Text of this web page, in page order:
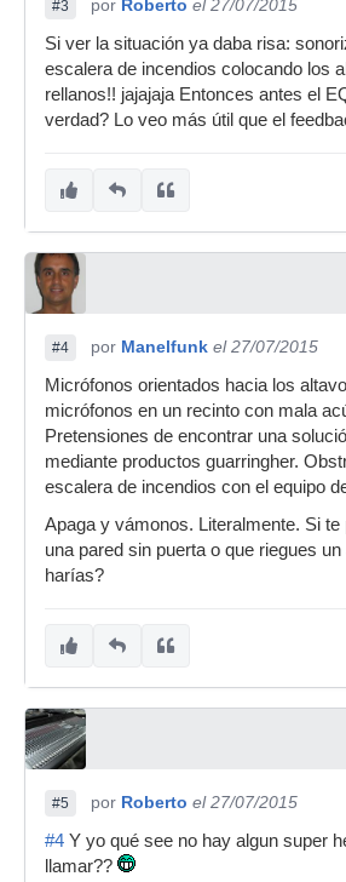
#3 por Roberto el 27/07/2015
Si ver la situación ya daba risa:
escalera de incendios colocando los
rellanos!! jajajaja Entonces antes el
verdad? Lo veo más útil que el
#4 por Manelfunk el 27/07/2015
Micrófonos orientados hacia los
micrófonos en un recinto con mala
Pretensiones de encontrar una
mediante productos guarringher.
escalera de incendios con el equipo
Apaga y vámonos. Literalmente. Si te
una pared sin puerta o que riegues
harías?
#5 por Roberto el 27/07/2015
#4 Y yo qué see no hay algun super
llamar??